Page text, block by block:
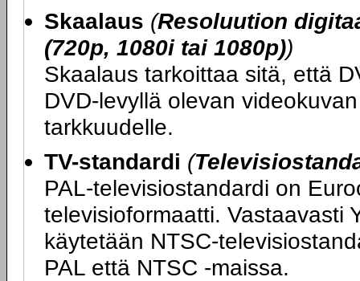
Skaalaus (Resoluution
(720p, 1080i tai 1080p))
Skaalaus tarkoittaa sitä, että
DVD-levyllä olevan
tarkkuudelle.
TV-standardi (
PAL-televisiostandardi on
televisioformaatti. Vastaavasti
käytetään NTSC-
PAL että NTSC -maissa.